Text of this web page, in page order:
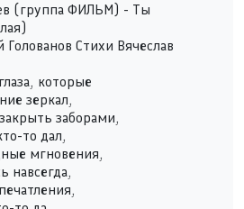
(группа ФИЛЬМ) - Ты
Стихи Вячеслав
которые
зеркал,
заборами,
то дал,
мгновения,
навсегда,